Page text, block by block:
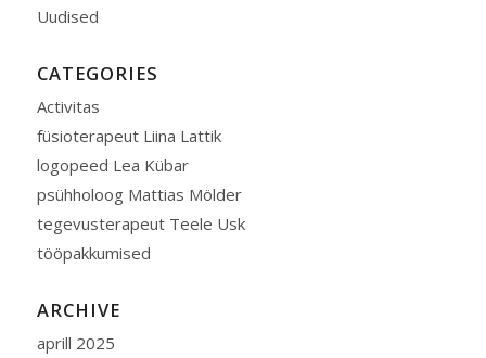
Uudised
CATEGORIES
Activitas
füsioterapeut Liina Lattik
logopeed Lea Kübar
psühholoog Mattias Mölder
tegevusterapeut Teele Usk
tööpakkumised
ARCHIVE
aprill 2025